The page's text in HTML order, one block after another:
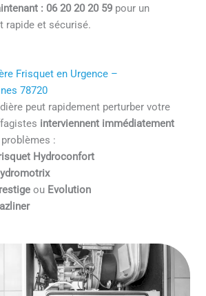
: 06 20 20 20 59pour un
rapide et sécurisé.
Frisquet en Urgence –
78720
peut rapidement perturber votre
interviennent immédiatement
:
Hydroconfort
ou Evolution